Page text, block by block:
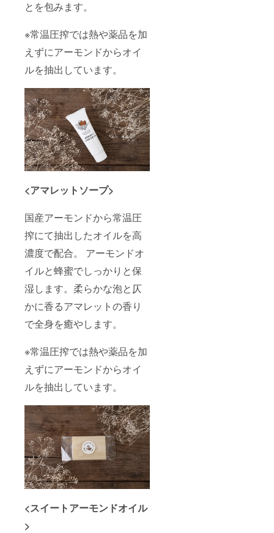
とを包みます。
※常温圧搾では熱や薬品を加
えずにアーモンドからオイ
ルを抽出しています。
<アマレット ソープ>
国産アーモンドから常温圧
搾にて抽出したオイルを高
濃度で配合。 アーモンドオ
イルと蜂蜜でしっかりと保
湿します。柔らかな泡と仄
かに香るアマレットの香り
で全身を癒やします。
※常温圧搾では熱や薬品を加
えずにアーモンドからオイ
ルを抽出しています。
<スイートアーモンドオイル
>